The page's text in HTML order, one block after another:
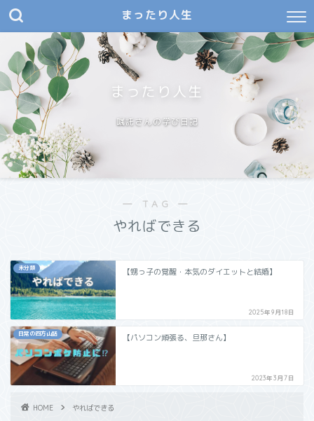
まったり人生
まったり人生
嘱託さんの学び日記
― TAG ―
やればできる
未分類 【甥っ子の覚醒・本気のダイエットと結婚】
2025年9月18日
日常の四方山話 【パソコン頑張る、旦那さん】
2023年3月7日
HOME やればできる